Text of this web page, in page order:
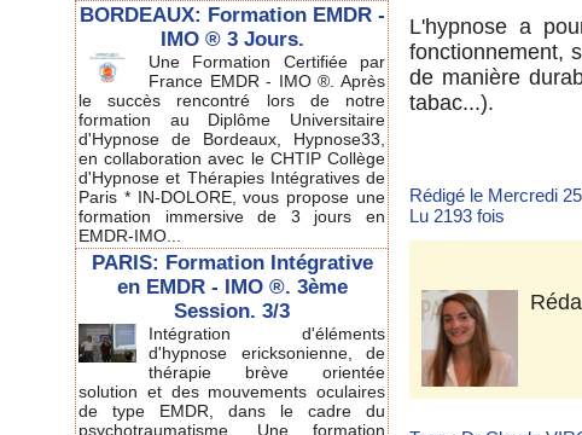
BORDEAUX: Formation EMDR -
IMO ® 3 Jours.
Une Formation Certifiée par
France EMDR - IMO ®. Après
le succès rencontré lors de notre
formation au Diplôme Universitaire
d'Hypnose de Bordeaux, Hypnose33,
en collaboration avec le CHTIP Collège
d'Hypnose et Thérapies Intégratives de
Paris * IN-DOLORE, vous propose une
formation immersive de 3 jours en
EMDR-IMO...
PARIS: Formation Intégrative
en EMDR - IMO ®. 3ème
Session. 3/3
Intégration d'éléments
d'hypnose ericksonienne, de
thérapie brève orientée
solution et des mouvements oculaires
de type EMDR, dans le cadre du
psychotraumatisme. Une formation
L'hypnose a
fonctionnement,
de manière
tabac...).
Rédigé le Mercredi
Lu 2193 fois